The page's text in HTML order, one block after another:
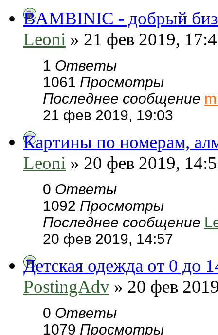
BAMBINIC - добрый
Leoni » 21 фев 2019,
1 Ответы
1061 Просмотры
Последнее сообщение
21 фев 2019, 19:03
Картины по номерам,
Leoni » 20 фев 2019,
0 Ответы
1092 Просмотры
Последнее сообщение
20 фев 2019, 14:57
Детская одежда от 0 до
PostingAdv » 20 фев
0 Ответы
1079 Просмотры